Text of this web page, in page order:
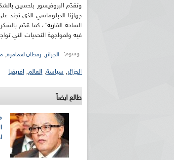
وتقدّم البروفيسور بلحسين
جهازنا الدبلوماسي الذي تجند
الساحة القارية"، كما قدّم
فيه ولمواجهة التحديات التي
وسوم: الجزائر, رمطان لعمامرة,
الجزائر, سياسة, العالم, افريقيا
طالع ايضاً